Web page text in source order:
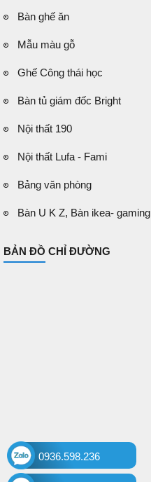
Bàn ghế ăn
Mẫu màu gỗ
Ghế Công thái học
Bàn tủ giám đốc Bright
Nội thất 190
Nội thất Lufa - Fami
Bảng văn phòng
Bàn U K Z, Bàn ikea- gaming
BẢN ĐỒ CHỈ ĐƯỜNG
0936.598.236